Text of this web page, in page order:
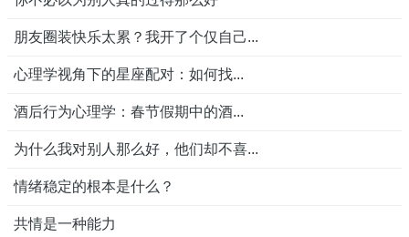
朋友圈装快乐太累？我开了个仅自己...
心理学视角下的星座配对：如何找...
酒后行为心理学：春节假期中的酒...
为什么我对别人那么好，他们却不喜...
情绪稳定的根本是什么？
共情是一种能力